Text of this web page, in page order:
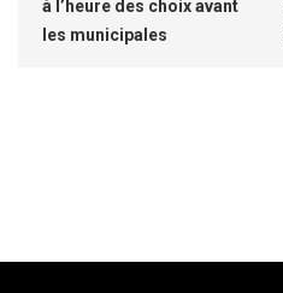
à l’heure des choix avant
les municipales